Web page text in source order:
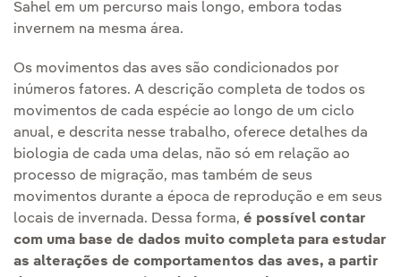
Sahel em um percurso mais longo, embora todas
invernem na mesma área.
Os movimentos das aves são condicionados por
inúmeros fatores. A descrição completa de todos os
movimentos de cada espécie ao longo de um ciclo
anual, e descrita nesse trabalho, oferece detalhes da
biologia de cada uma delas, não só em relação ao
processo de migração, mas também de seus
movimentos durante a época de reprodução e em seus
locais de invernada. Dessa forma, é possível contar
com uma base de dados muito completa para estudar
as alterações de comportamentos das aves, a partir